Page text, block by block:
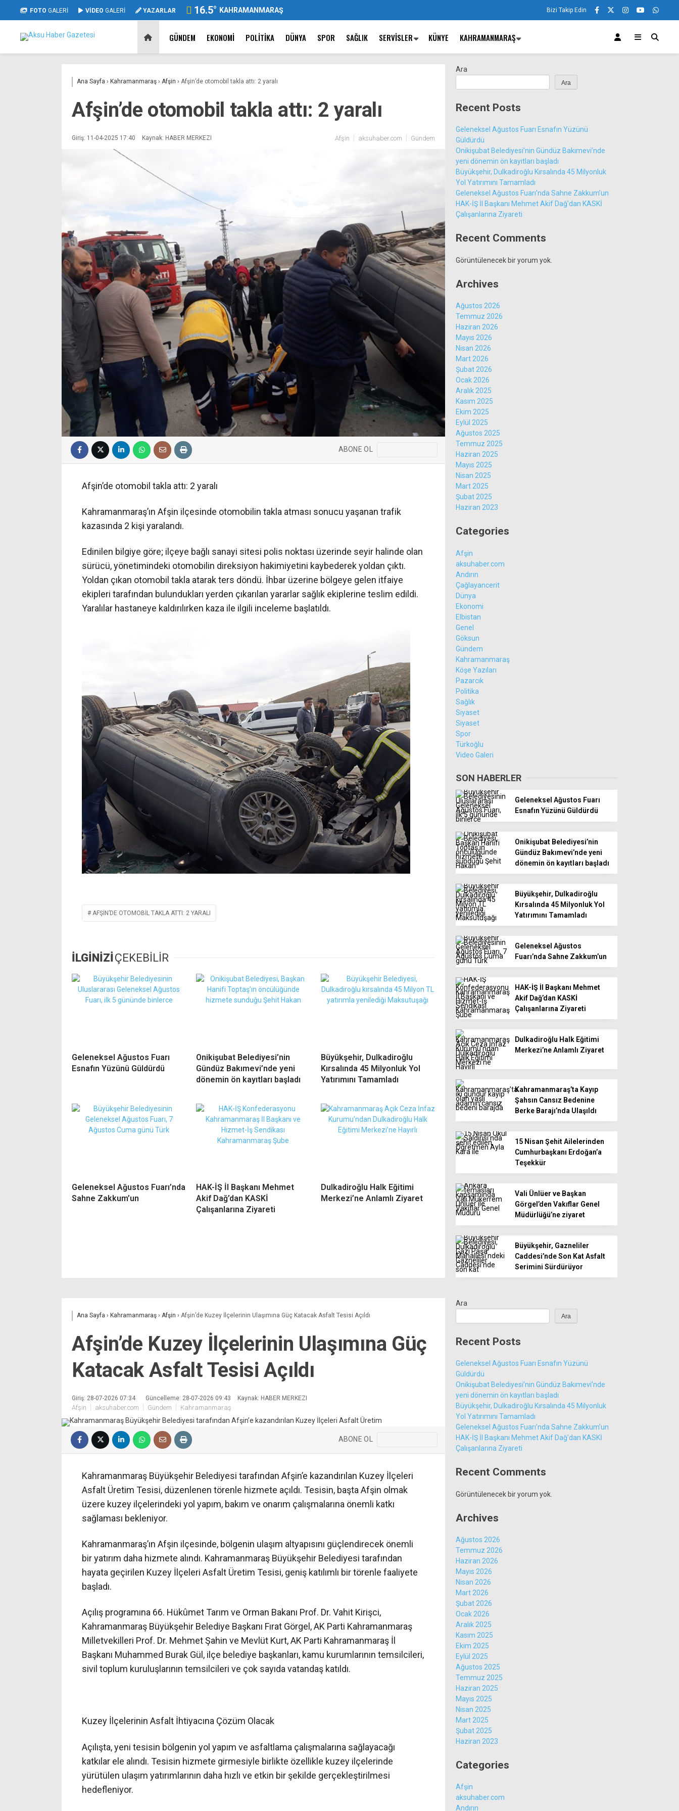
FOTO GALERİ VİDEO GALERİ YAZARLAR 16.5° KAHRAMANMARAŞ Bizi Takip Edin
GÜNDEM EKONOMI POLITIKA DÜNYA SPOR SAĞLIK SERVISLER KÜNYE KAHRAMANMARAŞ
Ana Sayfa › Kahramanmaraş › Afşin › Afşin’de otomobil takla attı: 2 yaralı
Afşin’de otomobil takla attı: 2 yaralı
Giriş: 11-04-2025 17:40 Kaynak: HABER MERKEZI Afşin aksuhaber.com Gündem
ABONE OL
Afşin’de otomobil takla attı: 2 yaralı
Kahramanmaraş’ın Afşin ilçesinde otomobilin takla atması sonucu yaşanan trafik
kazasında 2 kişi yaralandı.
Edinilen bilgiye göre; ilçeye bağlı sanayi sitesi polis noktası üzerinde seyir halinde olan
sürücü, yönetimindeki otomobilin direksiyon hakimiyetini kaybederek yoldan çıktı.
Yoldan çıkan otomobil takla atarak ters döndü. İhbar üzerine bölgeye gelen itfaiye
ekipleri tarafından bulundukları yerden çıkarılan yararlar sağlık ekiplerine teslim edildi.
Yaralılar hastaneye kaldırılırken kaza ile ilgili inceleme başlatıldı.
AFŞIN’DE OTOMOBIL TAKLA ATTI: 2 YARALI
İLGİNİZİÇEKEBİLİR
Geleneksel Ağustos Fuarı
Esnafın Yüzünü Güldürdü
Onikişubat Belediyesi’nin
Gündüz Bakımevi’nde yeni
dönemin ön kayıtları başladı
Büyükşehir, Dulkadiroğlu
Kırsalında 45 Milyonluk Yol
Yatırımını Tamamladı
Geleneksel Ağustos Fuarı’nda
Sahne Zakkum’un
HAK-İŞ İl Başkanı Mehmet
Akif Dağ’dan KASKİ
Çalışanlarına Ziyareti
Dulkadiroğlu Halk Eğitimi
Merkezi’ne Anlamlı Ziyaret
Ara
Ara
Recent Posts
Geleneksel Ağustos Fuarı Esnafın Yüzünü
Güldürdü
Onikişubat Belediyesi’nin Gündüz Bakımevi’nde
yeni dönemin ön kayıtları başladı
Büyükşehir, Dulkadiroğlu Kırsalında 45 Milyonluk
Yol Yatırımını Tamamladı
Geleneksel Ağustos Fuarı’nda Sahne Zakkum’un
HAK-İŞ İl Başkanı Mehmet Akif Dağ’dan KASKİ
Çalışanlarına Ziyareti
Recent Comments
Görüntülenecek bir yorum yok.
Archives
Ağustos 2026
Temmuz 2026
Haziran 2026
Mayıs 2026
Nisan 2026
Mart 2026
Şubat 2026
Ocak 2026
Aralık 2025
Kasım 2025
Ekim 2025
Eylül 2025
Ağustos 2025
Temmuz 2025
Haziran 2025
Mayıs 2025
Nisan 2025
Mart 2025
Şubat 2025
Haziran 2023
Categories
Afşin
aksuhaber.com
Andırın
Çağlayancerit
Dünya
Ekonomi
Elbistan
Genel
Göksun
Gündem
Kahramanmaraş
Köşe Yazıları
Pazarcık
Politika
Sağlık
Siyaset
Siyaset
Spor
Türkoğlu
Video Galeri
SON HABERLER
Geleneksel Ağustos Fuarı
Esnafın Yüzünü Güldürdü
Onikişubat Belediyesi’nin
Gündüz Bakımevi’nde yeni
dönemin ön kayıtları başladı
Büyükşehir, Dulkadiroğlu
Kırsalında 45 Milyonluk Yol
Yatırımını Tamamladı
Geleneksel Ağustos
Fuarı’nda Sahne Zakkum’un
HAK-İŞ İl Başkanı Mehmet
Akif Dağ’dan KASKİ
Çalışanlarına Ziyareti
Dulkadiroğlu Halk Eğitimi
Merkezi’ne Anlamlı Ziyaret
Kahramanmaraş’ta Kayıp
Şahsın Cansız Bedenine
Berke Barajı’nda Ulaşıldı
15 Nisan Şehit Ailelerinden
Cumhurbaşkanı Erdoğan’a
Teşekkür
Vali Ünlüer ve Başkan
Görgel’den Vakıflar Genel
Müdürlüğü’ne ziyaret
Büyükşehir, Gazneliler
Caddesi’nde Son Kat Asfalt
Serimini Sürdürüyor
Ana Sayfa › Kahramanmaraş › Afşin › Afşin’de Kuzey İlçelerinin Ulaşımına Güç Katacak Asfalt Tesisi Açıldı
Afşin’de Kuzey İlçelerinin Ulaşımına Güç
Katacak Asfalt Tesisi Açıldı
Giriş: 28-07-2026 07:34 Güncelleme: 28-07-2026 09:43 Kaynak: HABER MERKEZI
Afşin aksuhaber.com Gündem Kahramanmaraş
ABONE OL
Kahramanmaraş Büyükşehir Belediyesi tarafından Afşin’e kazandırılan Kuzey İlçeleri
Asfalt Üretim Tesisi, düzenlenen törenle hizmete açıldı. Tesisin, başta Afşin olmak
üzere kuzey ilçelerindeki yol yapım, bakım ve onarım çalışmalarına önemli katkı
sağlaması bekleniyor.
Kahramanmaraş’ın Afşin ilçesinde, bölgenin ulaşım altyapısını güçlendirecek önemli
bir yatırım daha hizmete alındı. Kahramanmaraş Büyükşehir Belediyesi tarafından
hayata geçirilen Kuzey İlçeleri Asfalt Üretim Tesisi, geniş katılımlı bir törenle faaliyete
başladı.
Açılış programına 66. Hükûmet Tarım ve Orman Bakanı Prof. Dr. Vahit Kirişci,
Kahramanmaraş Büyükşehir Belediye Başkanı Fırat Görgel, AK Parti Kahramanmaraş
Milletvekilleri Prof. Dr. Mehmet Şahin ve Mevlüt Kurt, AK Parti Kahramanmaraş İl
Başkanı Muhammed Burak Gül, ilçe belediye başkanları, kamu kurumlarının temsilcileri,
sivil toplum kuruluşlarının temsilcileri ve çok sayıda vatandaş katıldı.
Kuzey İlçelerinin Asfalt İhtiyacına Çözüm Olacak
Açılışta, yeni tesisin bölgenin yol yapım ve asfaltlama çalışmalarına sağlayacağı
katkılar ele alındı. Tesisin hizmete girmesiyle birlikte özellikle kuzey ilçelerinde
yürütülen ulaşım yatırımlarının daha hızlı ve etkin bir şekilde gerçekleştirilmesi
hedefleniyor.
Ara
Ara
Recent Posts
Geleneksel Ağustos Fuarı Esnafın Yüzünü
Güldürdü
Onikişubat Belediyesi’nin Gündüz Bakımevi’nde
yeni dönemin ön kayıtları başladı
Büyükşehir, Dulkadiroğlu Kırsalında 45 Milyonluk
Yol Yatırımını Tamamladı
Geleneksel Ağustos Fuarı’nda Sahne Zakkum’un
HAK-İŞ İl Başkanı Mehmet Akif Dağ’dan KASKİ
Çalışanlarına Ziyareti
Recent Comments
Görüntülenecek bir yorum yok.
Archives
Ağustos 2026
Temmuz 2026
Haziran 2026
Mayıs 2026
Nisan 2026
Mart 2026
Şubat 2026
Ocak 2026
Aralık 2025
Kasım 2025
Ekim 2025
Eylül 2025
Ağustos 2025
Temmuz 2025
Haziran 2025
Mayıs 2025
Nisan 2025
Mart 2025
Şubat 2025
Haziran 2023
Categories
Afşin
aksuhaber.com
Andırın